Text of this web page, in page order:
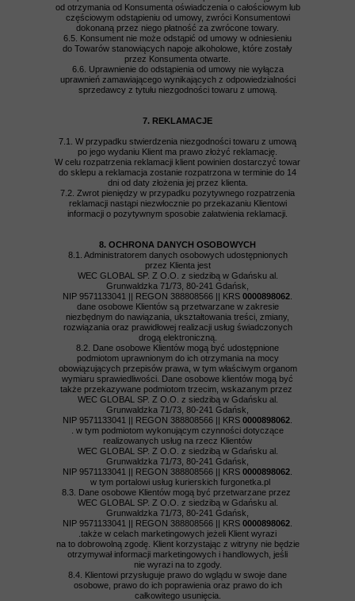
od otrzymania od Konsumenta oświadczenia o całościowym lub
częściowym odstąpieniu od umowy, zwróci Konsumentowi
dokonaną przez niego płatność za zwrócone towary.
6.5. Konsument nie może odstąpić od umowy w odniesieniu
do Towarów stanowiących napoje alkoholowe, które zostały
przez Konsumenta otwarte.
6.6. Uprawnienie do odstąpienia od umowy nie wyłącza
uprawnień zamawiającego wynikających z odpowiedzialności
sprzedawcy z tytułu niezgodności towaru z umową.
7. REKLAMACJE
7.1. W przypadku stwierdzenia niezgodności towaru z umową
po jego wydaniu Klient ma prawo złożyć reklamację.
W celu rozpatrzenia reklamacji klient powinien dostarczyć towar
do sklepu a reklamacja zostanie rozpatrzona w terminie do 14
dni od daty złożenia jej przez klienta.
7.2. Zwrot pieniędzy w przypadku pozytywnego rozpatrzenia
reklamacji nastąpi niezwłocznie po przekazaniu Klientowi
informacji o pozytywnym sposobie załatwienia reklamacji.
8. OCHRONA DANYCH OSOBOWYCH
8.1. Administratorem danych osobowych udostępnionych
przez Klienta jest
WEC GLOBAL SP. Z O.O. z siedzibą w Gdańsku al.
Grunwaldzka 71/73, 80-241 Gdańsk,
NIP 9571133041 || REGON 388808566 || KRS 0000898062
dane osobowe Klientów są przetwarzane w zakresie
niezbędnym do nawiązania, ukształtowania treści, zmiany,
rozwiązania oraz prawidłowej realizacji usług świadczonych
drogą elektroniczną.
8.2. Dane osobowe Klientów mogą być udostępnione
podmiotom uprawnionym do ich otrzymania na mocy
obowiązujących przepisów prawa, w tym właściwym organom
wymiaru sprawiedliwości. Dane osobowe klientów mogą być
także przekazywane podmiotom trzecim, wskazanym przez
WEC GLOBAL SP. Z O.O. z siedzibą w Gdańsku al.
Grunwaldzka 71/73, 80-241 Gdańsk,
NIP 9571133041 || REGON 388808566 || KRS 0000898062
. w tym podmiotom wykonującym czynności dotyczące
realizowanych usług na rzecz Klientów
WEC GLOBAL SP. Z O.O. z siedzibą w Gdańsku al.
Grunwaldzka 71/73, 80-241 Gdańsk,
NIP 9571133041 || REGON 388808566 || KRS 0000898062
w tym portalowi usług kurierskich furgonetka.pl
8.3. Dane osobowe Klientów mogą być przetwarzane przez
WEC GLOBAL SP. Z O.O. z siedzibą w Gdańsku al.
Grunwaldzka 71/73, 80-241 Gdańsk,
NIP 9571133041 || REGON 388808566 || KRS 0000898062
.także w celach marketingowych jeżeli Klient wyrazi
na to dobrowolną zgodę. Klient korzystając z witryny nie będzie
otrzymywał informacji marketingowych i handlowych, jeśli
nie wyrazi na to zgody.
8.4. Klientowi przysługuje prawo do wglądu w swoje dane
osobowe, prawo do ich poprawienia oraz prawo do ich
całkowitego usunięcia.